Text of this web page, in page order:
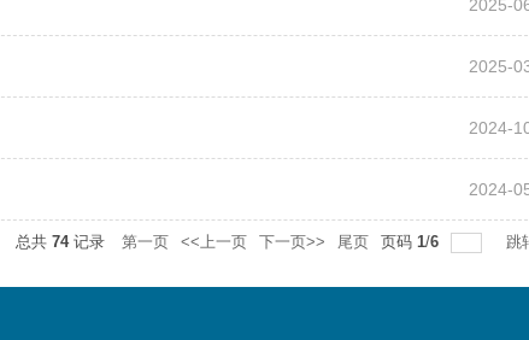
2025-
2025-
2024-
2024-
总共 74记录 第一页 <<上一页 下一页>> 尾页 页码 1/6 跳